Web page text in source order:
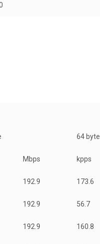
64 byte
Mbps kpps
192.9 173.6
192.9 56.7
192.9 160.8